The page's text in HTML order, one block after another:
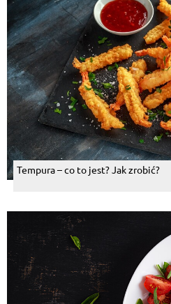
Tempura – co to jest? Jak zrobić?